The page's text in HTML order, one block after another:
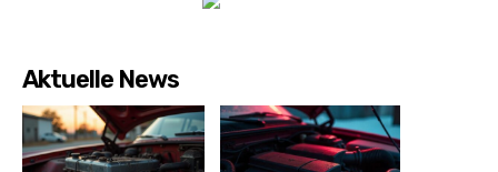
Aktuelle News